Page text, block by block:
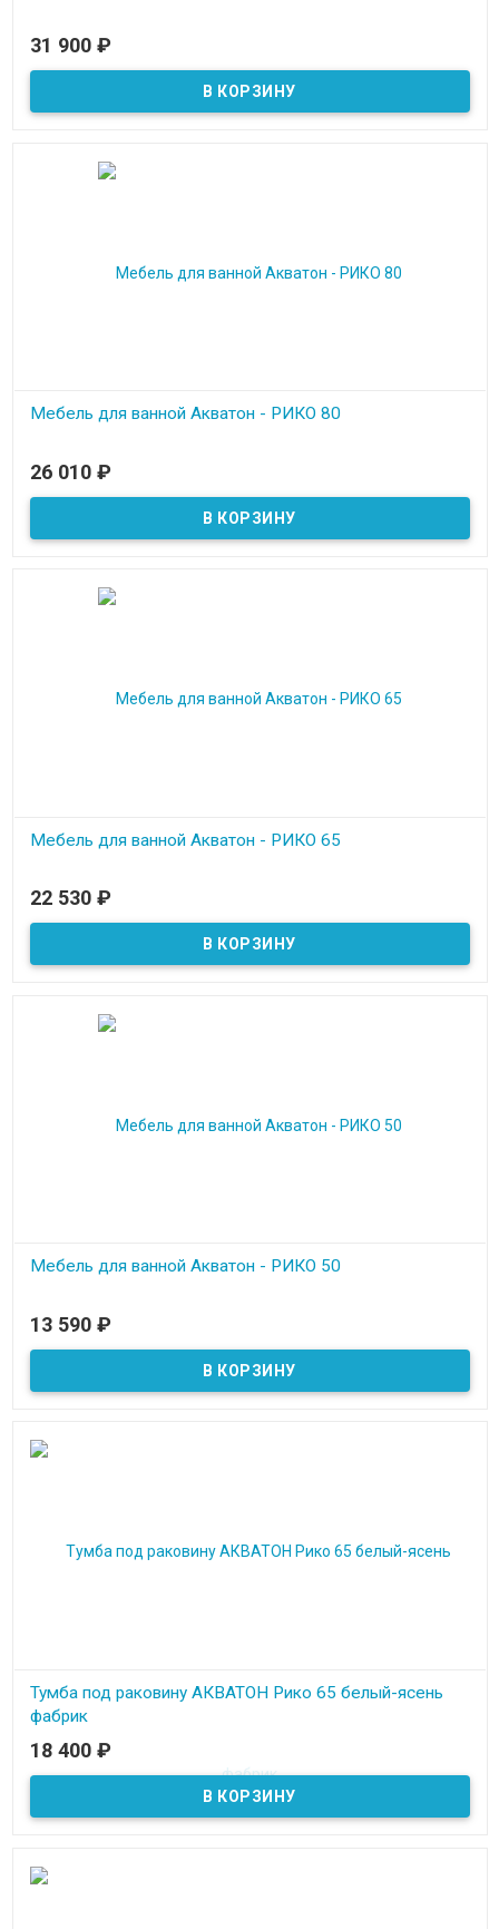
31 900 ₽
Мебель для ванной Акватон - РИКО 80
26 010 ₽
Мебель для ванной Акватон - РИКО 65
22 530 ₽
Мебель для ванной Акватон - РИКО 50
13 590 ₽
Тумба под раковину АКВАТОН Рико 65 белый-ясень
фабрик
В наличии
18 400 ₽